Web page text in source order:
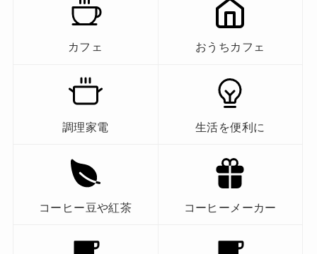
カフェ おうちカフェ
調理家電 生活を便利に
コーヒー豆や紅茶 コーヒーメーカー